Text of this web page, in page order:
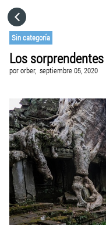
Sin categoría
Los
pororber, septiembre 05, 2020